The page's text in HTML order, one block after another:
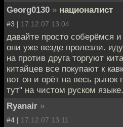
Georg0130 » националист
#3 | 17.12.07 13:04
давайте просто соберёмся
они уже везде пролезли.
на против друга торгуют
китайцев все покупают к
вот он и орёт на весь рынок
тут" на чистом руском
Ryanair »
#4 | 17.12.07 13:11